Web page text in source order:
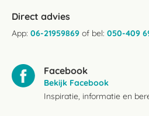
Direct advies
App: 06-21959869 of bel: 050-409
Facebook
Bekijk Facebook
Inspiratie, informatie en